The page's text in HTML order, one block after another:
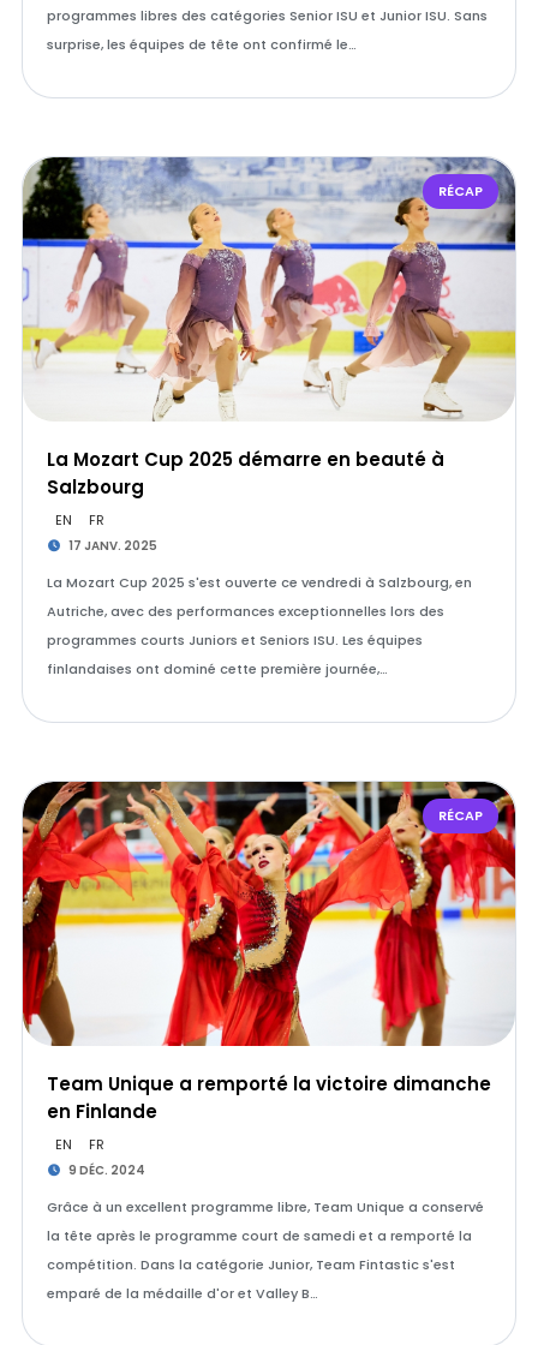
programmes libres des catégories Senior ISU et Junior ISU. Sans
surprise, les équipes de tête ont confirmé le…
RÉCAP
La Mozart Cup 2025 démarre en beauté à
Salzbourg
EN FR
17 JANV. 2025
La Mozart Cup 2025 s'est ouverte ce vendredi à Salzbourg, en
Autriche, avec des performances exceptionnelles lors des
programmes courts Juniors et Seniors ISU. Les équipes
finlandaises ont dominé cette première journée,…
RÉCAP
Team Unique a remporté la victoire dimanche
en Finlande
EN FR
9 DÉC. 2024
Grâce à un excellent programme libre, Team Unique a conservé
la tête après le programme court de samedi et a remporté la
compétition. Dans la catégorie Junior, Team Fintastic s'est
emparé de la médaille d'or et Valley B…